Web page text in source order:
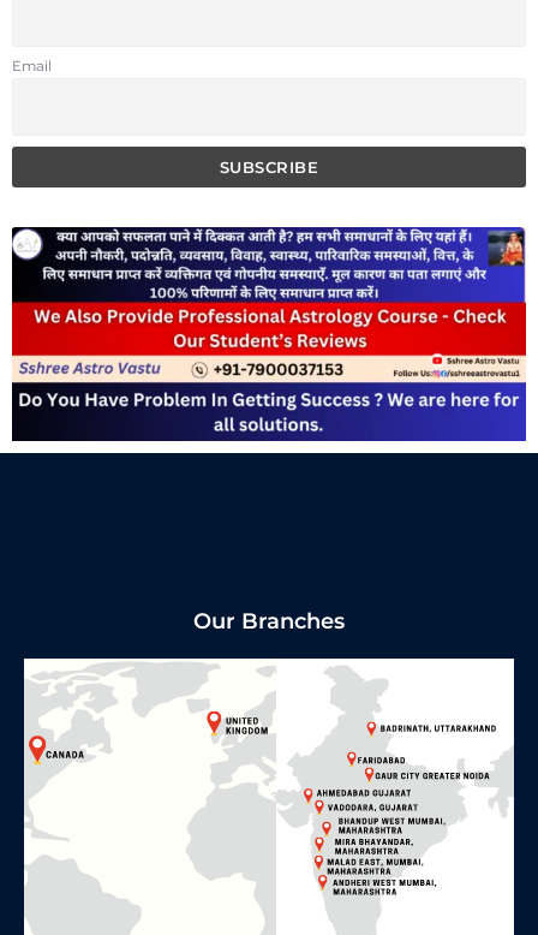
Email
Our Branches